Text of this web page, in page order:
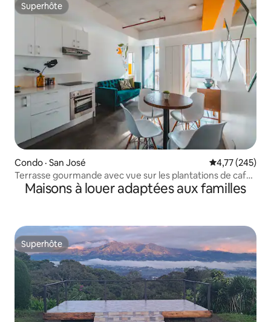
Superhôte
Superhôte
Condo · San José Note
4,77 (245)
Terrasse gourmande avec vue sur les plantations de café
et climatisation
Maisons à louer adaptées aux familles
Superhôte
Superhôte